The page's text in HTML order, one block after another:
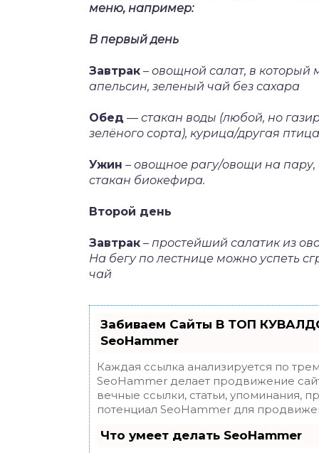
меню, например:
В первый день
Завтрак – овощной салат, в который
апельсин, зеленый чай без сахара
Обед — стакан воды (любой, но
зелёного сорта), курица/другая
Ужин – овощное рагу/овощи на пару,
стакан биокефира.
Второй день
Завтрак – простейший салатик из
На бегу по лестнице можно успеть
чай
Забиваем Сайты В ТОП
SeoHammer
Каждая ссылка анализируется по
SeoHammer делает продвижение
вечные ссылки, статьи, упоминания,
потенциал SeoHammer для
Что умеет делать SeoHammer